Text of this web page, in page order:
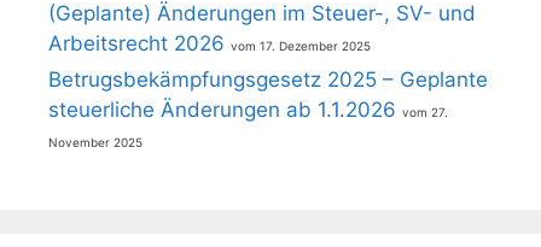
(Geplante) Änderungen im Steuer-, SV- und
Arbeitsrecht 2026
17. Dezember 2025
Betrugsbekämpfungsgesetz 2025 – Geplante
steuerliche Änderungen ab 1.1.2026
27.
November 2025